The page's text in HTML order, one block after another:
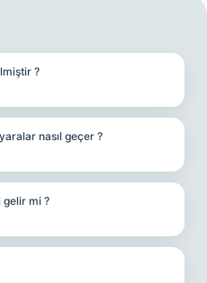
?
nasıl geçer ?
gelir mi ?